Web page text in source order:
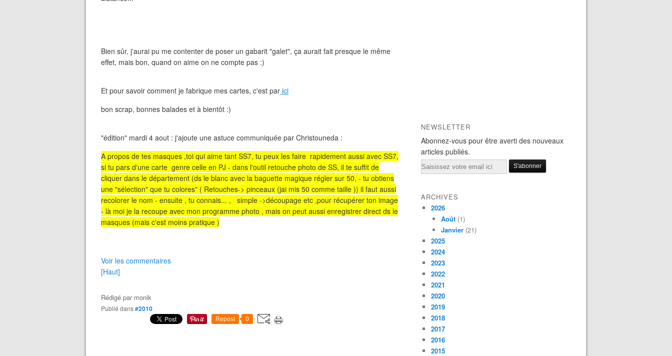
Bien sûr, j'aurai pu me contenter de poser un gabarit "galet", ça aurait fait presque le même
effet, mais bon, quand on aime on ne compte pas :)
Et pour savoir comment je fabrique mes cartes, c'est par ici
bon scrap, bonnes balades et à bientôt :)
"édition" mardi 4 aout : j'ajoute une astuce communiquée par Christouneda :
A propos de tes masques ,toi qui aime tant SS7, tu peux les faire rapidement aussi avec SS7,
si tu pars d'une carte genre celle en PJ - dans l'outil retouche photo de SS, il te suffit de
cliquer dans le département (ds le blanc avec la baguette magique régler sur 50, - tu obtiens
une "sélection" que tu colores" ( Retouches-> pinceaux (jai mis 50 comme taille )) il faut aussi
recolorer le nom - ensuite , tu connais... , simple ->découpage etc ,pour récupérer ton image
- là moi je la recoupe avec mon programme photo , mais on peut aussi enregistrer direct ds le
masques (mais c'est moins pratique )
Voir les commentaires
[Haut]
Rédigé par monik
Publié dans#2010
Repost 0
NEWSLETTER
Abonnez-vous pour être averti des nouveaux
articles publiés.
Email
ARCHIVES
2026
Août (1)
Janvier (21)
2025
2024
2023
2022
2021
2020
2019
2018
2017
2016
2015